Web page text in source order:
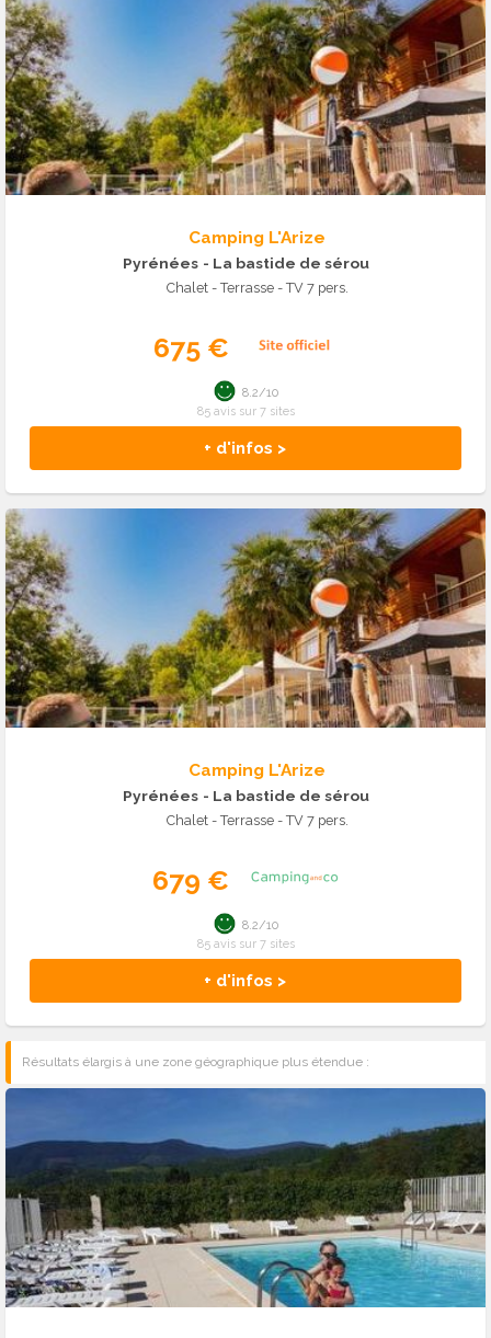
Camping L'Arize
Pyrénées - La bastide de sérou
Chalet - Terrasse - TV 7 pers.
675 €
+ d'infos >
8.2/10
85 avis sur 7 sites
Camping L'Arize
Pyrénées - La bastide de sérou
Chalet - Terrasse - TV 7 pers.
679 €
+ d'infos >
8.2/10
85 avis sur 7 sites
Résultats élargis à une zone géographique plus étendue :